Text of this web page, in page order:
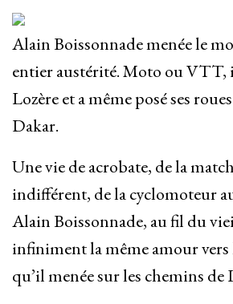
Alain Boissonnade menée le
entier austérité. Moto ou VTT,
Lozère et a même posé ses
Dakar.
Une vie de acrobate, de la
indifférent, de la cyclomoteur
Alain Boissonnade, au fil du
infiniment la même amour vers
qu’il menée sur les chemins de